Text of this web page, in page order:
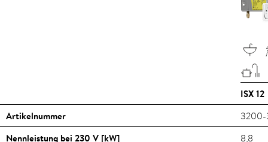
ISX 12
Artikelnummer
Nennleistung bei 230 V [kW]
3200-
8,8